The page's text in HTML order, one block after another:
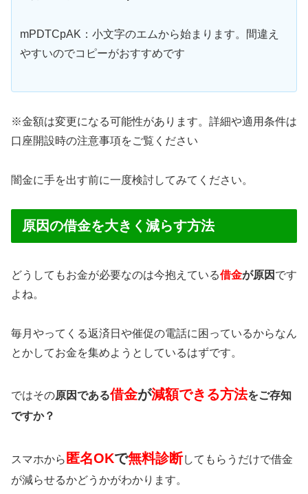
mPDTCpAK：小文字のエムから始まります。間違え
やすいのでコピーがおすすめです
※金額は変更になる可能性があります。詳細や適用条件は
口座開設時の注意事項をご覧ください
闇金に手を出す前に一度検討してみてください。
原因の借金を大きく減らす方法
どうしてもお金が必要なのは今抱えている借金が原因 です
よね。
毎月やってくる返済日や催促の電話に困っているからなん
とかしてお金を集めようとしているはずです。
ではその原因である借金が減額できる方法をご存知
ですか？
スマホから 匿名OKで無料診断してもらうだけで借金
が減らせるかどうかがわかります。